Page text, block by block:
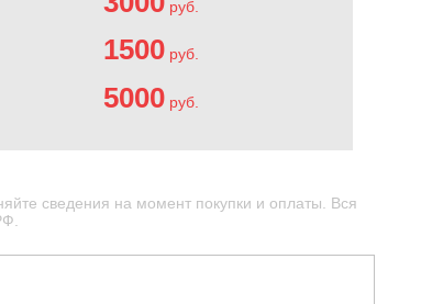
руб.
1500 руб.
5000 руб.
сведения на момент покупки и оплаты. Вся